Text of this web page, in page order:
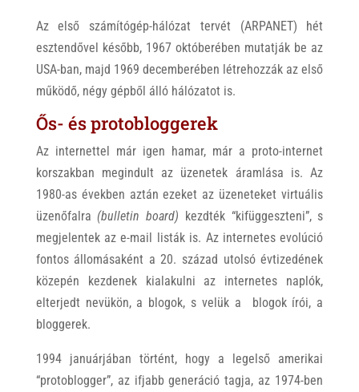
Az első számítógép-hálózat tervét (ARPANET) hét
esztendővel később, 1967 októberében mutatják be az
USA-ban, majd 1969 decemberében létrehozzák az első
működő, négy gépből álló hálózatot is.
Ős- és protobloggerek
Az internettel már igen hamar, már a proto-internet
korszakban megindult az üzenetek áramlása is. Az
1980-as években aztán ezeket az üzeneteket virtuális
üzenőfalra (bulletin board) kezdték “kifüggeszteni”, s
megjelentek az e-mail listák is. Az internetes evolúció
fontos állomásaként a 20. század utolsó évtizedének
közepén kezdenek kialakulni az internetes naplók,
elterjedt nevükön, a blogok, s velük a blogok írói, a
bloggerek.
1994 januárjában történt, hogy a legelső amerikai
“protoblogger”, az ifjabb generáció tagja, az 1974-ben